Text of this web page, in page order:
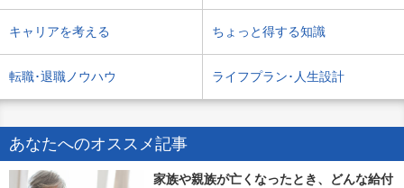
キャリアを考える ちょっと得する知識
転職･退職ノウハウ ライフプラン･人生設計
あなたへのオススメ記事
家族や親族が亡くなったとき、どんな給付